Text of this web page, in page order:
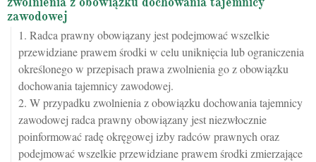
zawodowej
1. Radca prawny obowiązany jest podejmować wszelkie
przewidziane prawem środki w celu uniknięcia lub ograniczenia
określonego w przepisach prawa zwolnienia go z obowiązku
dochowania tajemnicy zawodowej.
2. W przypadku zwolnienia z obowiązku dochowania tajemnicy
zawodowej radca prawny obowiązany jest niezwłocznie
poinformować radę okręgowej izby radców prawnych oraz
podejmować wszelkie przewidziane prawem środki zmierzające